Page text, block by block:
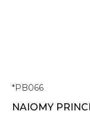
*PB066
NAIOMY